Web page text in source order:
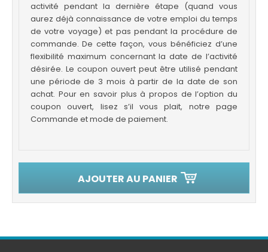
activité pendant la dernière étape (quand vous
aurez déjà connaissance de votre emploi du temps
de votre voyage) et pas pendant la procédure de
commande. De cette façon, vous bénéficiez d’une
flexibilité maximum concernant la date de l’activité
désirée. Le coupon ouvert peut être utilisé pendant
une période de 3 mois à partir de la date de son
achat. Pour en savoir plus à propos de l’option du
coupon ouvert, lisez s’il vous plait, notre page
Commande et mode de paiement.
AJOUTER AU PANIER